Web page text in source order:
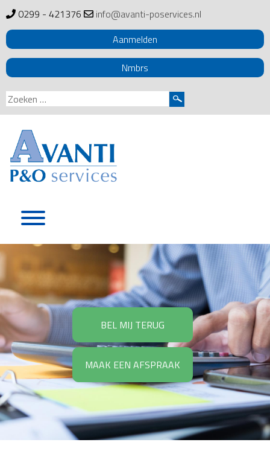
0299 - 421376
info@avanti-poservices.nl
Aanmelden
Nmbrs
Zoeken
naar:
BEL MIJ TERUG
MAAK EEN AFSPRAAK